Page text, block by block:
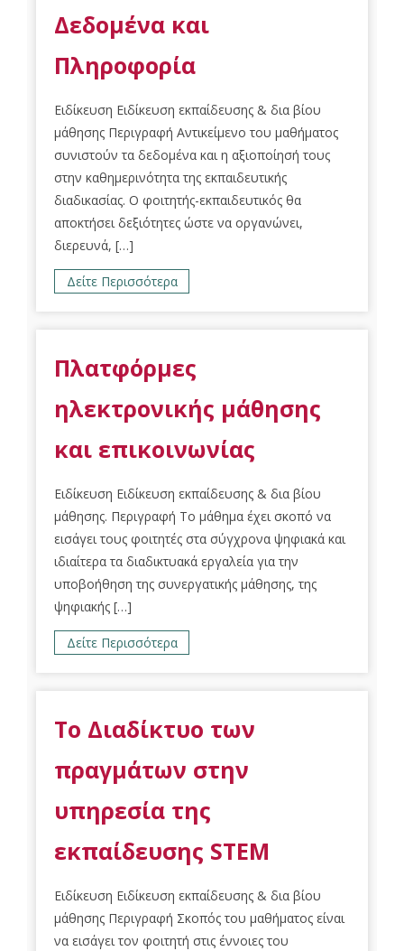
Δεδομένα και
Πληροφορία
Ειδίκευση Ειδίκευση εκπαίδευσης & δια βίου
μάθησης Περιγραφή Αντικείμενο του μαθήματος
συνιστούν τα δεδομένα και η αξιοποίησή τους
στην καθημερινότητα της εκπαιδευτικής
διαδικασίας. Ο φοιτητής-εκπαιδευτικός θα
αποκτήσει δεξιότητες ώστε να οργανώνει,
διερευνά, […]
Δείτε Περισσότερα
Πλατφόρμες
ηλεκτρονικής μάθησης
και επικοινωνίας
Ειδίκευση Ειδίκευση εκπαίδευσης & δια βίου
μάθησης. Περιγραφή Το μάθημα έχει σκοπό να
εισάγει τους φοιτητές στα σύγχρονα ψηφιακά και
ιδιαίτερα τα διαδικτυακά εργαλεία για την
υποβοήθηση της συνεργατικής μάθησης, της
ψηφιακής […]
Δείτε Περισσότερα
Το Διαδίκτυο των
πραγμάτων στην
υπηρεσία της
εκπαίδευσης STEM
Ειδίκευση Ειδίκευση εκπαίδευσης & δια βίου
μάθησης Περιγραφή Σκοπός του μαθήματος είναι
να εισάγει τον φοιτητή στις έννοιες του